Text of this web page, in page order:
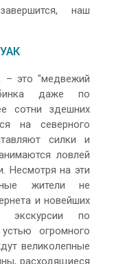
наш
– это "медвежий
даже по
сотни здешних
на северного
силки и
ловлей
Несмотря на эти
жители не
и новейших
экскурсии по
огромного
великолепные
расходящиеся